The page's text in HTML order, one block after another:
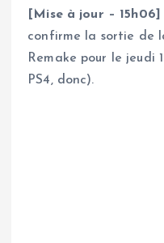
[Mise à jour – 15h06]
confirme la sortie de
Remake pour le jeudi
PS4, donc).